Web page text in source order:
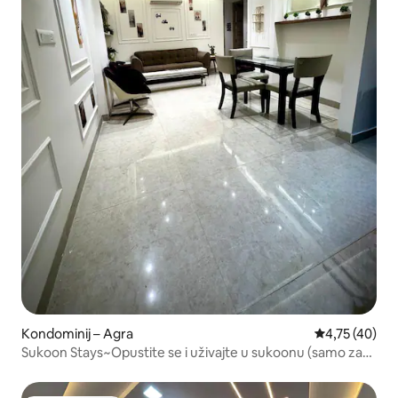
Kondominij – Agra Prosječna
4,75 (40)
Sukoon Stays~Opustite se i uživajte u sukoonu (samo za